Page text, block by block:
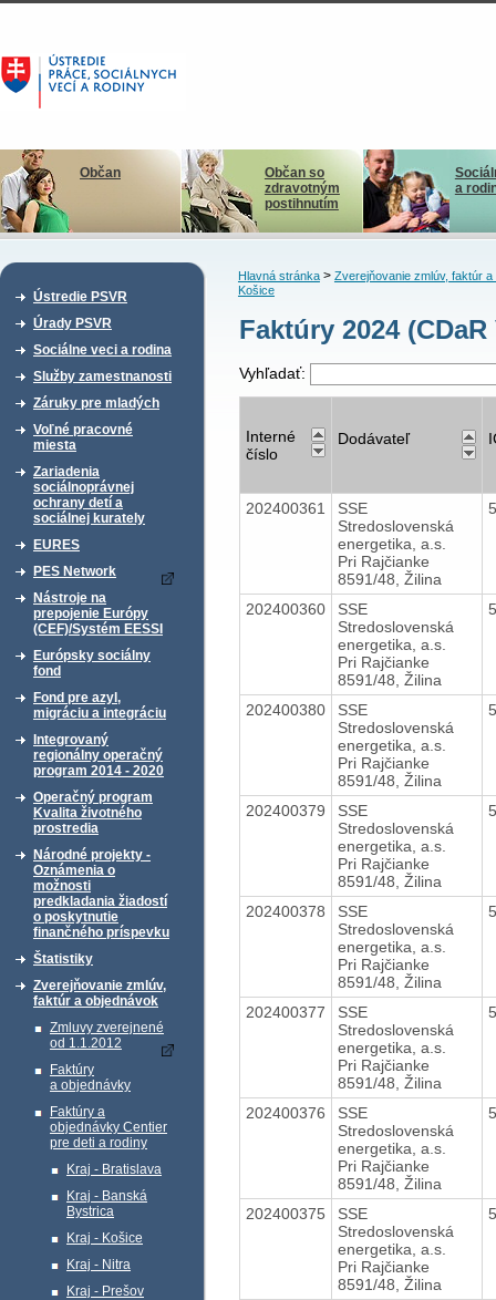
Občan
Občan so
zdravotným
postihnutím
a
Ústredie PSVR
Úrady PSVR
Sociálne veci a rodina
Služby zamestnanosti
Záruky pre mladých
Voľné pracovné
miesta
Zariadenia
sociálnoprávnej
ochrany detí a
sociálnej kurately
EURES
PES Network
Nástroje na
prepojenie Európy
(CEF)/Systém EESSI
Európsky sociálny
fond
Fond pre azyl,
migráciu a integráciu
Integrovaný
regionálny operačný
program 2014 - 2020
Operačný program
Kvalita životného
prostredia
Národné projekty -
Oznámenia o
možnosti
predkladania žiadostí
o poskytnutie
finančného príspevku
Štatistiky
Zverejňovanie zmlúv,
faktúr a objednávok
Zmluvy zverejnené
od 1.1.2012
Faktúry
a objednávky
Faktúry a
objednávky Centier
pre deti a rodiny
Kraj - Bratislava
Kraj - Banská
Bystrica
Kraj - Košice
Kraj - Nitra
Kraj - Prešov
Hlavná stránka> Zverejňovanie zmlúv, faktúr a
Košice
Faktúry 2024
Vyhľadať:
Interné
číslo
Dodávateľ
202400361
SSE
Stredoslovenská
energetika, a.s.
Pri Rajčianke
8591/48, Žilina
202400360
SSE
Stredoslovenská
energetika, a.s.
Pri Rajčianke
8591/48, Žilina
202400380
SSE
Stredoslovenská
energetika, a.s.
Pri Rajčianke
8591/48, Žilina
202400379
SSE
Stredoslovenská
energetika, a.s.
Pri Rajčianke
8591/48, Žilina
202400378
SSE
Stredoslovenská
energetika, a.s.
Pri Rajčianke
8591/48, Žilina
202400377
SSE
Stredoslovenská
energetika, a.s.
Pri Rajčianke
8591/48, Žilina
202400376
SSE
Stredoslovenská
energetika, a.s.
Pri Rajčianke
8591/48, Žilina
202400375
SSE
Stredoslovenská
energetika, a.s.
Pri Rajčianke
8591/48, Žilina